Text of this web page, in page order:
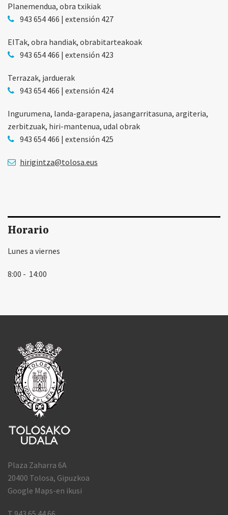
Planemendua, obra txikiak
943 654 466 | extensión 427
EITak, obra handiak, obrabitarteakoak
943 654 466 | extensión 423
Terrazak, jarduerak
943 654 466 | extensión 424
Ingurumena, landa-garapena, jasangarritasuna, argiteria,
zerbitzuak, hiri-mantenua, udal obrak
943 654 466 | extensión 425
hirigintza@tolosa.eus
Horario
Lunes a viernes
8:00 - 14:00
Plaza Zaharra 6A
20400 Tolosa, Gipuzkoa
Google Maps-en ikusi